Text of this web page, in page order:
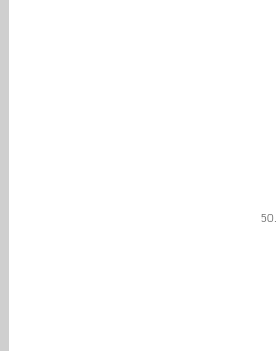
50.